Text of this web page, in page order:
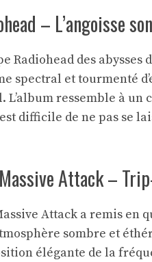
– L’angoisse
Radiohead des abysses
spectral et tourmenté
L’album ressemble à
difficile de ne pas se
Attack –
Attack a remis
sombre et
élégante de la